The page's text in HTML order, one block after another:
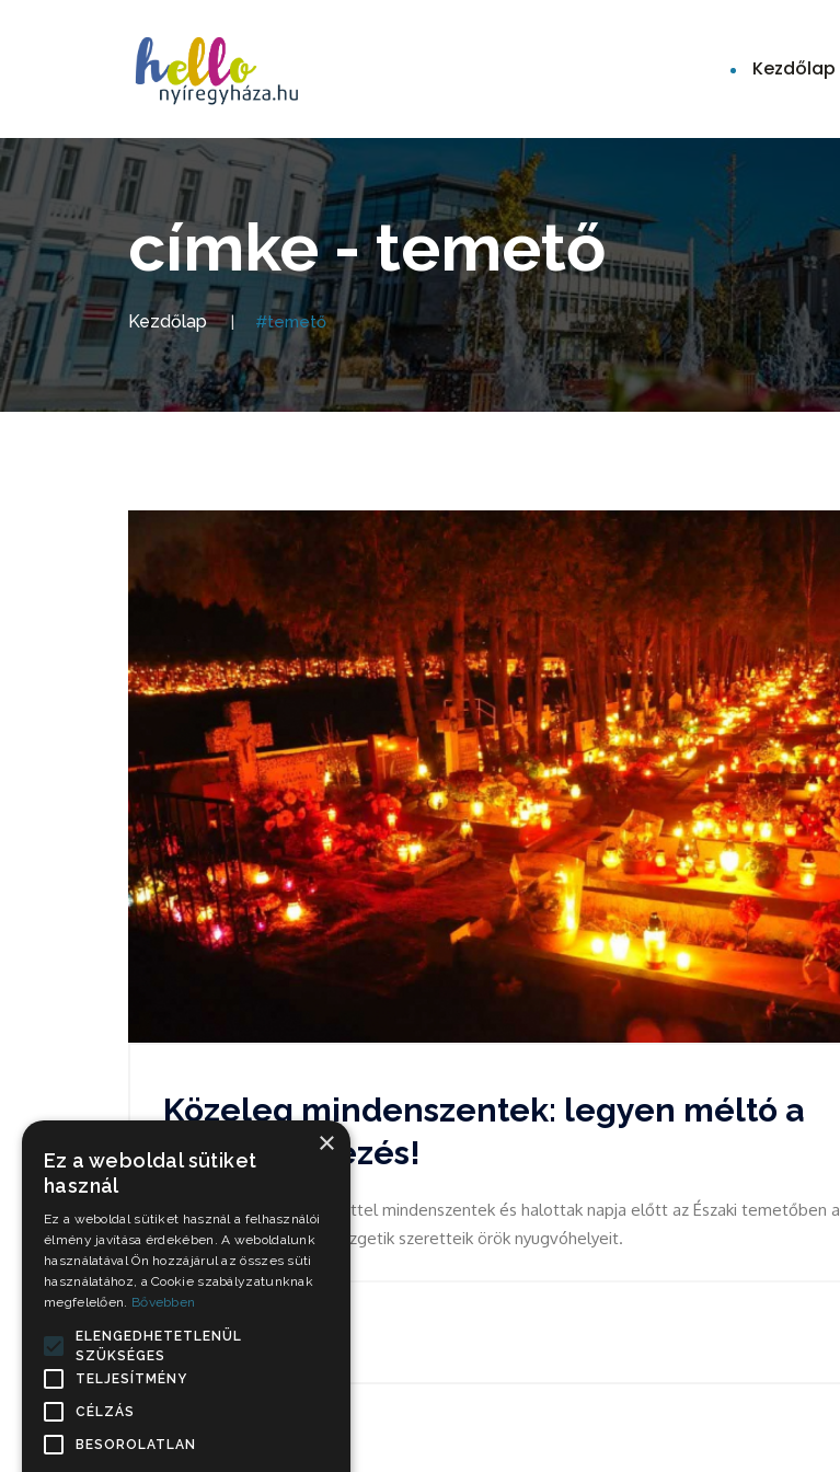
Kezdőlap
címke - temető
Kezdőlap #temető
Közeleg mindenszentek: legyen méltó a
megemlékezés!
Kicsivel több mint egy héttel mindenszentek és halottak napja előtt az Északi temetőben a
hozzátartozók már rendezgetik szeretteik örök nyugvóhelyeit.
Okt 25, 2021
×
Ez a weboldal sütiket
használ
Ez a weboldal sütiket használ a felhasználói
élmény javítása érdekében. A weboldalunk
használatával Ön hozzájárul az összes süti
használatához, a Cookie szabályzatunknak
megfelelően. Bővebben
ELENGEDHETETLENÜL
SZÜKSÉGES
TELJESÍTMÉNY
CÉLZÁS
BESOROLATLAN